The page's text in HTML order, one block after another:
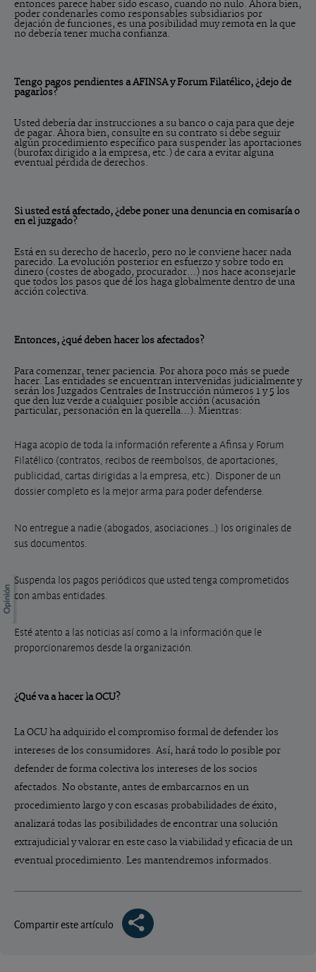
entonces parece haber sido escaso, cuando no nulo. Ahora bien,
poder condenarles como responsables subsidiarios por
dejación de funciones, es una posibilidad muy remota en la que
no debería tener mucha confianza.
Tengo pagos pendientes a AFINSA y Forum Filatélico, ¿dejo de
pagarlos?
Usted debería dar instrucciones a su banco o caja para que deje
de pagar. Ahora bien, consulte en su contrato si debe seguir
algún procedimiento específico para suspender las aportaciones
(burofax dirigido a la empresa, etc.) de cara a evitar alguna
eventual pérdida de derechos.
Si usted está afectado, ¿debe poner una denuncia en comisaría o
en el juzgado?
Está en su derecho de hacerlo, pero no le conviene hacer nada
parecido. La evolución posterior en esfuerzo y sobre todo en
dinero (costes de abogado, procurador…) nos hace aconsejarle
que todos los pasos que dé los haga globalmente dentro de una
acción colectiva.
Entonces, ¿qué deben hacer los afectados?
Para comenzar, tener paciencia. Por ahora poco más se puede
hacer. Las entidades se encuentran intervenidas judicialmente y
serán los Juzgados Centrales de Instrucción números 1 y 5 los
que den luz verde a cualquier posible acción (acusación
particular, personación en la querella…). Mientras:
Haga acopio de toda la información referente a Afinsa y Forum
Filatélico (contratos, recibos de reembolsos, de aportaciones,
publicidad, cartas dirigidas a la empresa, etc.). Disponer de un
dossier completo es la mejor arma para poder defenderse.
No entregue a nadie (abogados, asociaciones…) los originales de
sus documentos.
Suspenda los pagos periódicos que usted tenga comprometidos
con ambas entidades.
Esté atento a las noticias así como a la información que le
proporcionaremos desde la organización.
¿Qué va a hacer la OCU?
La OCU ha adquirido el compromiso formal de defender los
intereses de los consumidores. Así, hará todo lo posible por
defender de forma colectiva los intereses de los socios
afectados. No obstante, antes de embarcarnos en un
procedimiento largo y con escasas probabilidades de éxito,
analizará todas las posibilidades de encontrar una solución
extrajudicial y valorar en este caso la viabilidad y eficacia de un
eventual procedimiento. Les mantendremos informados.
Compartir este artículo